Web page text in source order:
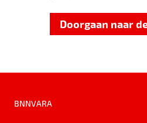
Doorgaan naar
BNNVARA